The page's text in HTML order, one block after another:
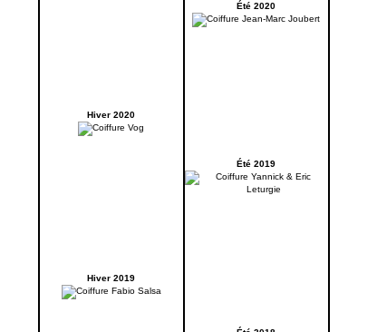
Hiver 2020
Hiver 2019
Été 2020
Été 2019